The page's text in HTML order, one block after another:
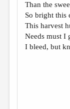
Than the
So bright this
This harvest
Needs must I
I bleed, but